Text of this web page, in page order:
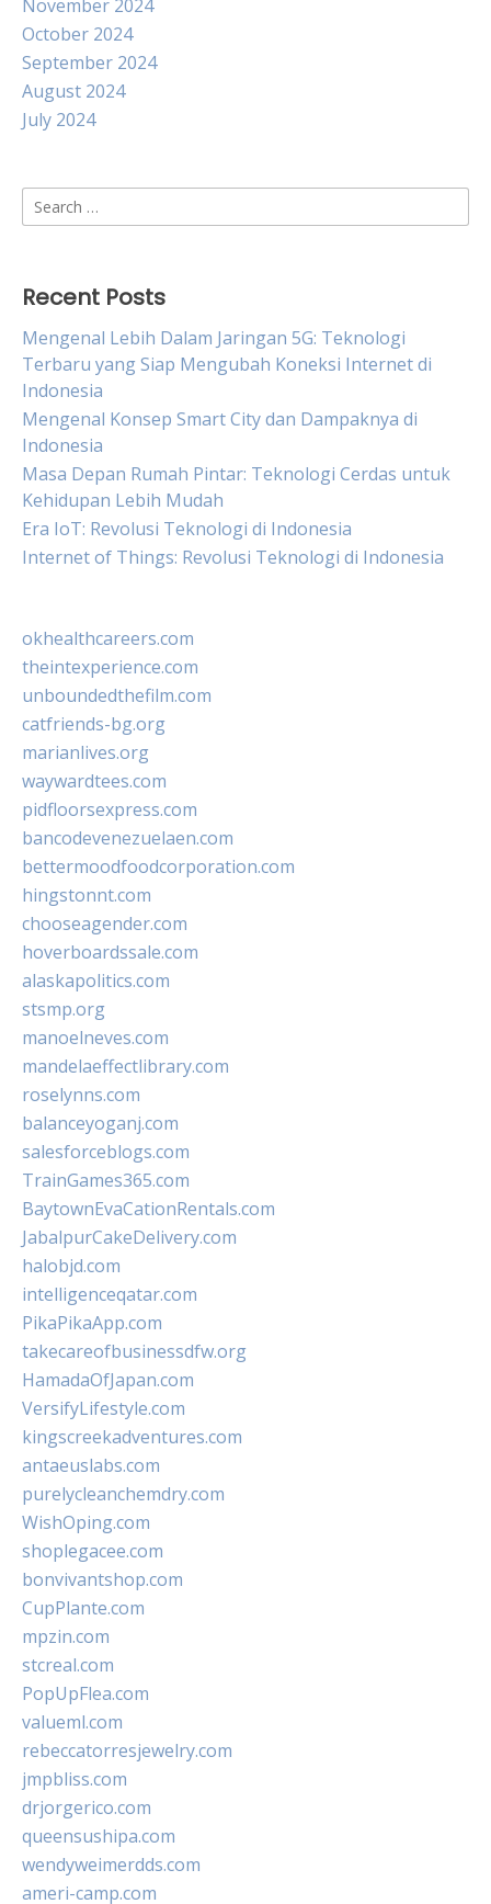
November 2024
October 2024
September 2024
August 2024
July 2024
Search
for:
Recent Posts
Mengenal Lebih Dalam Jaringan 5G: Teknologi
Terbaru yang Siap Mengubah Koneksi Internet di
Indonesia
Mengenal Konsep Smart City dan Dampaknya di
Indonesia
Masa Depan Rumah Pintar: Teknologi Cerdas untuk
Kehidupan Lebih Mudah
Era IoT: Revolusi Teknologi di Indonesia
Internet of Things: Revolusi Teknologi di Indonesia
okhealthcareers.com
theintexperience.com
unboundedthefilm.com
catfriends-bg.org
marianlives.org
waywardtees.com
pidfloorsexpress.com
bancodevenezuelaen.com
bettermoodfoodcorporation.com
hingstonnt.com
chooseagender.com
hoverboardssale.com
alaskapolitics.com
stsmp.org
manoelneves.com
mandelaeffectlibrary.com
roselynns.com
balanceyoganj.com
salesforceblogs.com
TrainGames365.com
BaytownEvaCationRentals.com
JabalpurCakeDelivery.com
halobjd.com
intelligenceqatar.com
PikaPikaApp.com
takecareofbusinessdfw.org
HamadaOfJapan.com
VersifyLifestyle.com
kingscreekadventures.com
antaeuslabs.com
purelycleanchemdry.com
WishOping.com
shoplegacee.com
bonvivantshop.com
CupPlante.com
mpzin.com
stcreal.com
PopUpFlea.com
valueml.com
rebeccatorresjewelry.com
jmpbliss.com
drjorgerico.com
queensushipa.com
wendyweimerdds.com
ameri-camp.com